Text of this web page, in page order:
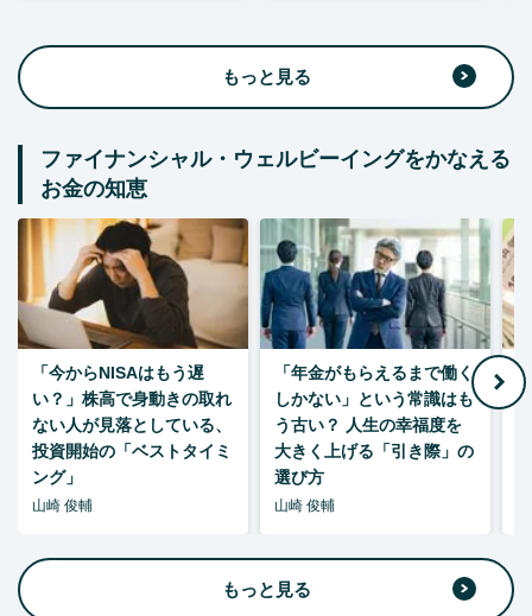
もっと見る
ファイナンシャル・ウェルビーイングをかなえる
お金の知恵
「今からNISAはもう遅
い？」株高で身動きの取れ
ない人が見落としている、
投資開始の「ベストタイミ
ング」
山崎 俊輔
「年金がもらえるまで働く
しかない」という常識はも
う古い？ 人生の幸福度を
大きく上げる「引き際」の
選び方
山崎 俊輔
もっと見る